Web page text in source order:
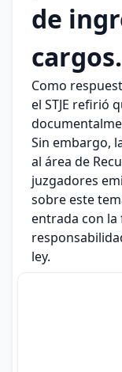
de
cargos.
Como
el STJE refirió
Sin embargo,
al área de
juzgadores
sobre este
entrada con
ley.